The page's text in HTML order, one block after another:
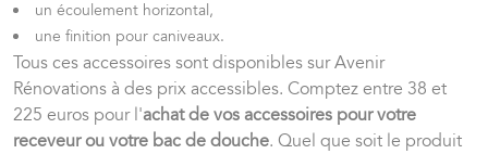
un écoulement horizontal,
une finition pour caniveaux.
Tous ces accessoires sont disponibles sur Avenir
Rénovations à des prix accessibles. Comptez entre 38 et
225 euros pour l'achat de vos accessoires pour votre
receveur ou votre bac de douche. Quel que soit le produit